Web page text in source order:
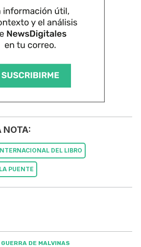
NOTA:
DEL LIBRO
PUENTE
GUERRA DE MALVINAS